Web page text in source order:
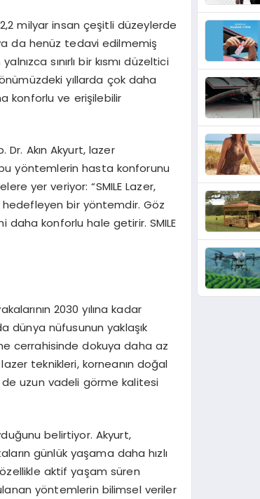
milyar insan çeşitli düzeylerde
da henüz tedavi edilmemiş
sınırlı bir kısmı düzeltici
yıllarda çok daha
konforlu ve erişilebilir
Akın Akyurt, lazer
bu yöntemlerin hasta konforunu
yer veriyor: “SMILE Lazer,
hedefleyen bir yöntemdir. Göz
daha konforlu hale getirir. SMILE
2030 yılına kadar
dünya nüfusunun yaklaşık
cerrahisinde dokuya daha az
teknikleri, korneanın doğal
de uzun vadeli görme kalitesi
belirtiyor. Akyurt,
günlük yaşama daha hızlı
aktif yaşam süren
yöntemlerin bilimsel veriler